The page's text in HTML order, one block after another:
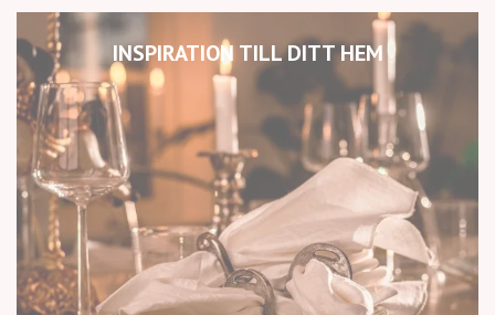
INSPIRATION TILL DITT HEM